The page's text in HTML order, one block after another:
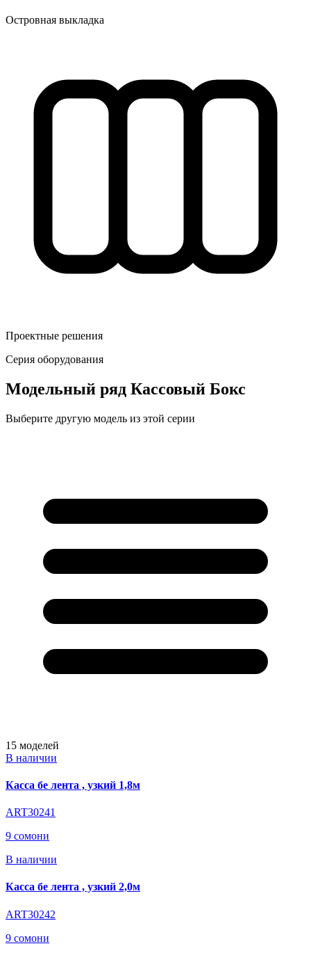
Островная выкладка
Проектные решения
Серия оборудования
Модельный ряд Кассовый Бокс
Выберите другую модель из этой серии
15 моделей
В наличии
Касса бе лента , узкий 1,8м
ART30241
9 сомони
В наличии
Касса бе лента , узкий 2,0м
ART30242
9 сомони